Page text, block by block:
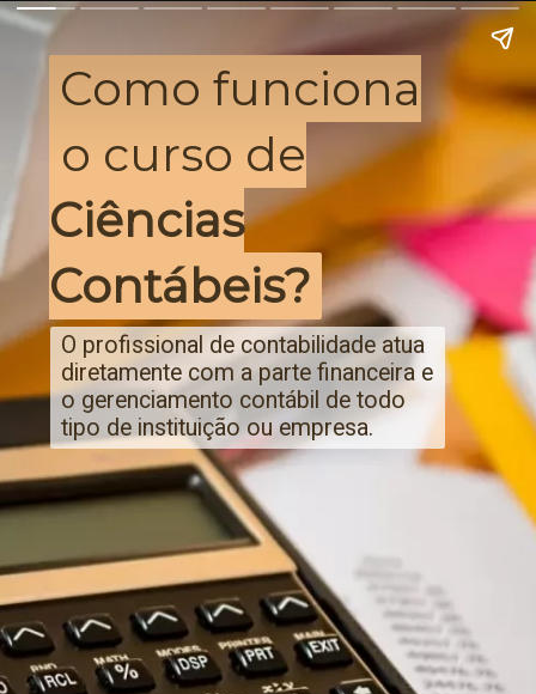
Como funciona
o curso de
Ciências
Contábeis?
Como funciona
o curso de
Ciências
Contábeis?
O profissional de contabilidade atua
diretamente com a parte financeira e
o gerenciamento contábil de todo
tipo de instituição ou empresa.